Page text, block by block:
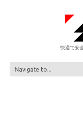
快適で安